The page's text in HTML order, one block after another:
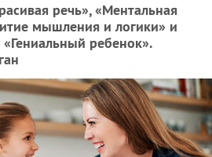
речь», «Ментальная
мышления и логики» и
ребенок».